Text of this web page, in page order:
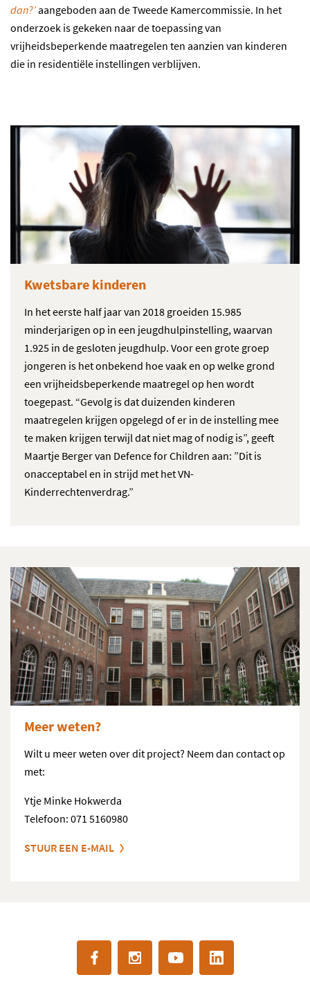
dan?’aangeboden aan de Tweede Kamercommissie. In het
onderzoek is gekeken naar de toepassing van
vrijheidsbeperkende maatregelen ten aanzien van kinderen
die in residentiële instellingen verblijven.
Kwetsbare kinderen
In het eerste half jaar van 2018 groeiden 15.985
minderjarigen op in een jeugdhulpinstelling, waarvan
1.925 in de gesloten jeugdhulp. Voor een grote groep
jongeren is het onbekend hoe vaak en op welke grond
een vrijheidsbeperkende maatregel op hen wordt
toegepast. “Gevolg is dat duizenden kinderen
maatregelen krijgen opgelegd of er in de instelling mee
te maken krijgen terwijl dat niet mag of nodig is”, geeft
Maartje Berger van Defence for Children aan: ”Dit is
onacceptabel en in strijd met het VN-
Kinderrechtenverdrag.”
Meer weten?
Wilt u meer weten over dit project? Neem dan contact op
met:
Ytje Minke Hokwerda
Telefoon: 071 5160980
STUUR EEN E-MAIL